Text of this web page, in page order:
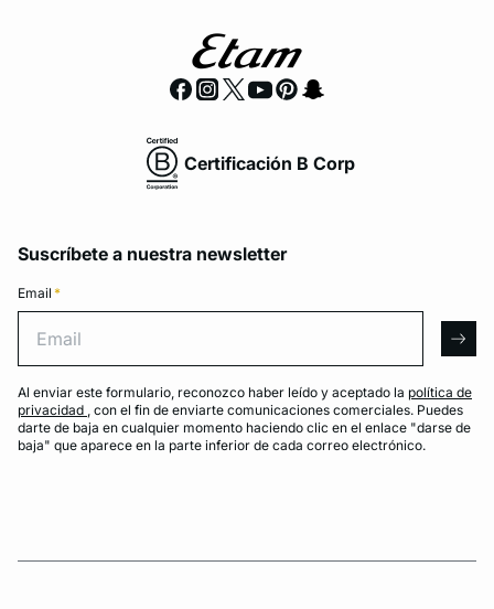
Certificación B Corp
Suscríbete a nuestra newsletter
Email *
Al enviar este formulario, reconozco haber leído y aceptado la política de
privacidad , con el fin de enviarte comunicaciones comerciales. Puedes
darte de baja en cualquier momento haciendo clic en el enlace "darse de
baja" que aparece en la parte inferior de cada correo electrónico.